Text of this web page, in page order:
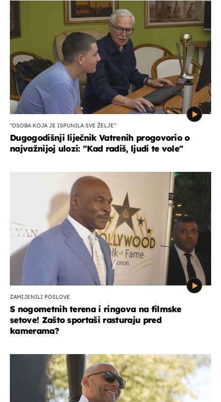
"OSOBA KOJA JE ISPUNILA SVE ŽELJE"
Dugogodišnji liječnik Vatrenih progovorio o
najvažnijoj ulozi: "Kad radiš, ljudi te vole"
ZAMIJENILI POSLOVE
S nogometnih terena i ringova na filmske
setove! Zašto sportaši rasturaju pred
kamerama?